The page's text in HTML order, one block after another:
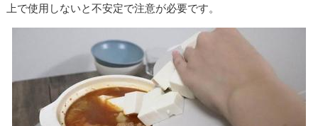
上で使用しないと不安定で注意が必要です。